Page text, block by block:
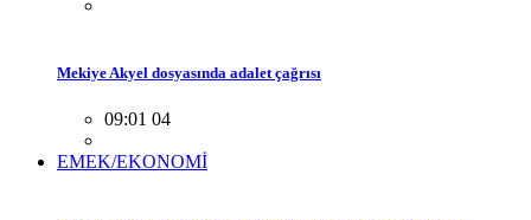
Mekiye Akyel dosyasında adalet çağrısı
09:01 04
EMEK/EKONOMİ